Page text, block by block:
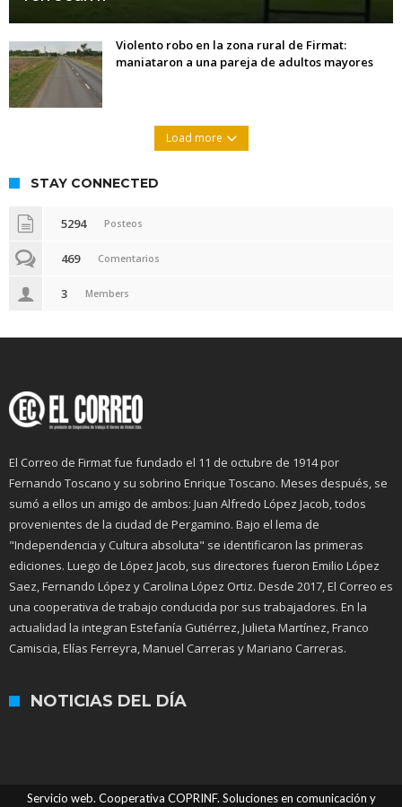
Violento robo en la zona rural de Firmat:
maniataron a una pareja de adultos mayores
Load more
STAY CONNECTED
5294 Posteos
469 Comentarios
3 Members
El Correo de Firmat fue fundado el 11 de octubre de 1914 por
Fernando Toscano y su sobrino Enrique Toscano. Meses después, se
sumó a ellos un amigo de ambos: Juan Alfredo López Jacob, todos
provenientes de la ciudad de Pergamino. Bajo el lema de
"Independencia y Cultura absoluta" se identificaron las primeras
ediciones. Luego de López Jacob, sus directores fueron Emilio López
Saez, Fernando López y Carolina López Ortiz. Desde 2017, El Correo es
una cooperativa de trabajo conducida por sus trabajadores. En la
actualidad la integran Estefanía Gutiérrez, Julieta Martínez, Franco
Camiscia, Elías Ferreyra, Manuel Carreras y Mariano Carreras.
NOTICIAS DEL DÍA
Servicio web. Cooperativa COPRINF. Soluciones en comunicación y